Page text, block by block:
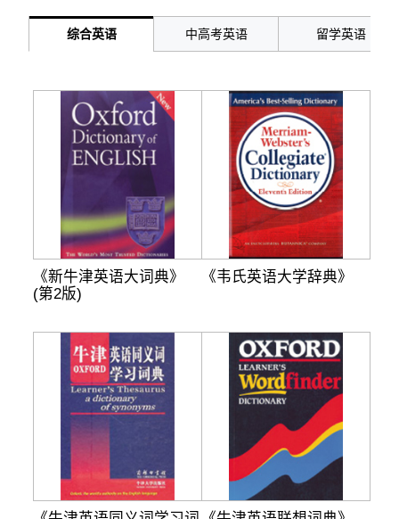
综合英语 中高考英语 留学英语
《新牛津英语大词典》
(第2版)
《韦氏英语大学辞典》